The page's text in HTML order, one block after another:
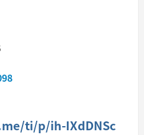
ti/p/ih-IXdDNSc